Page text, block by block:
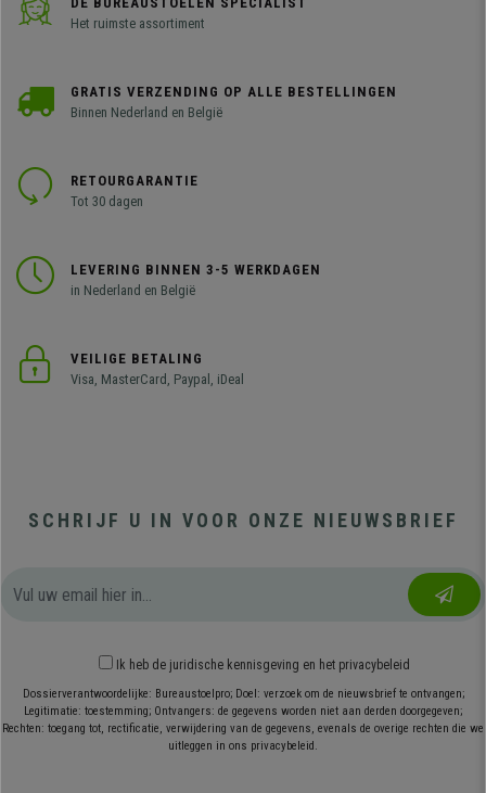
Het ruimste assortiment
GRATIS VERZENDING OP ALLE BESTELLINGEN
Binnen Nederland en België
RETOURGARANTIE
Tot 30 dagen
LEVERING BINNEN 3-5 WERKDAGEN
in Nederland en België
VEILIGE BETALING
Visa, MasterCard, Paypal, iDeal
SCHRIJF U IN VOOR ONZE NIEUWSBRIEF
Ik heb de juridische kennisgeving en het privacybeleid
Dossierverantwoordelijke: Bureaustoelpro; Doel: verzoek om de nieuwsbrief te ontvangen;
Legitimatie: toestemming; Ontvangers: de gegevens worden niet aan derden doorgegeven;
Rechten: toegang tot, rectificatie, verwijdering van de gegevens, evenals de overige rechten die we
uitleggen in ons privacybeleid.